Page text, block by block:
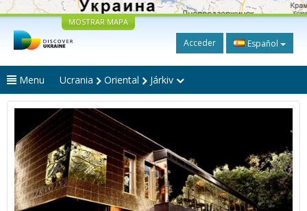
MOSTRAR MAPA
Acceder Español
Menu Ucrania Oriental Járkiv